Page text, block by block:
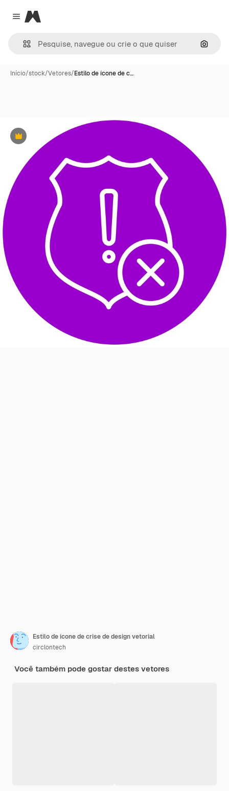
Close menu
Magnific
Início/stock/Vetores/Estilo de ícone de c…
Premium
Estilo de ícone de crise de design vetorial
circlontech
Você também pode gostar destes vetores